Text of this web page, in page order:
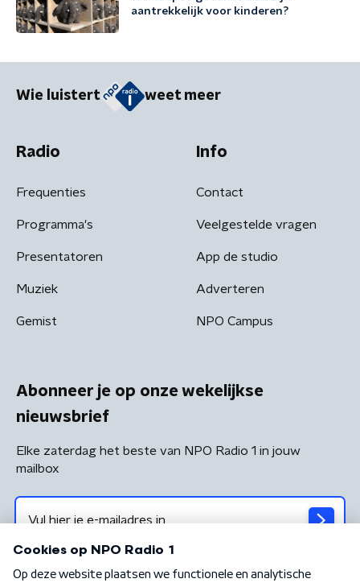
aantrekkelijk voor kinderen?
Wie luistert weet meer
Radio
Frequenties
Programma's
Presentatoren
Muziek
Gemist
Info
Contact
Veelgestelde vragen
App de studio
Adverteren
NPO Campus
Abonneer je op onze wekelijkse
nieuwsbrief
Elke zaterdag het beste van NPO Radio 1 in jouw
mailbox